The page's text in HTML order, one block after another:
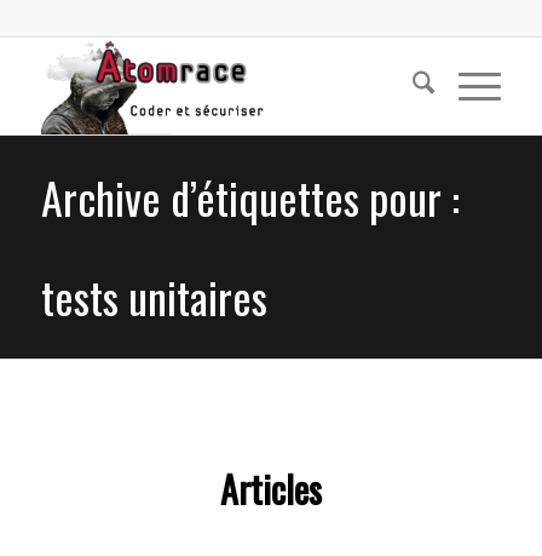
Archive d’étiquettes pour :
tests unitaires
Articles